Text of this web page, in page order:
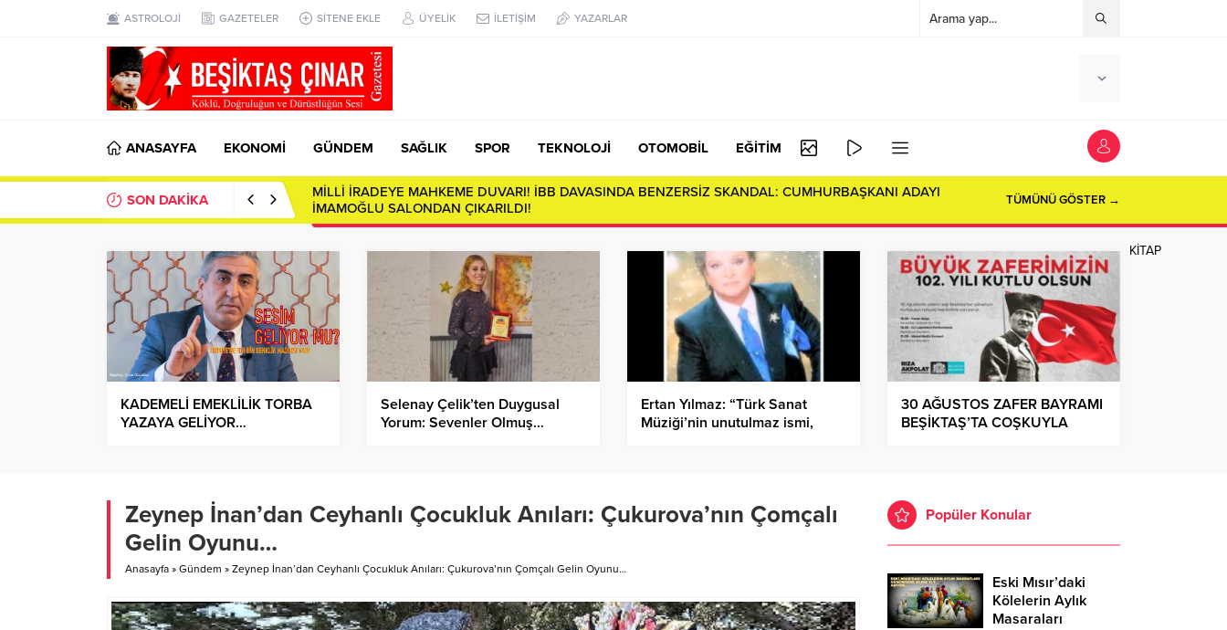
ASTROLOJİ GAZETELER SİTENE EKLE ÜYELİK İLETİŞİM YAZARLAR
ANASAYFA EKONOMİ GÜNDEM SAĞLIK SPOR TEKNOLOJİ OTOMOBİL EĞİTİM
SON DAKİKA Toplumsal Aynada Derin Çatlaklar: Sosyal Çürümenin Anatomisi… TÜMÜNÜ GÖSTER →
KİTAP
KADEMELİ EMEKLİLİK TORBA
YAZAYA GELİYOR…
Selenay Çelik’ten Duygusal
Yorum: Sevenler Olmuş…
Ertan Yılmaz: “Türk Sanat
Müziği’nin unutulmaz ismi,
30 AĞUSTOS ZAFER BAYRAMI
BEŞİKTAŞ’TA COŞKUYLA
Zeynep İnan’dan Ceyhanlı Çocukluk Anıları: Çukurova’nın Çomçalı
Gelin Oyunu…
Anasayfa » Gündem » Zeynep İnan’dan Ceyhanlı Çocukluk Anıları: Çukurova’nın Çomçalı Gelin Oyunu…
Popüler Konular
Eski Mısır’daki
Kölelerin Aylık
Masaraları